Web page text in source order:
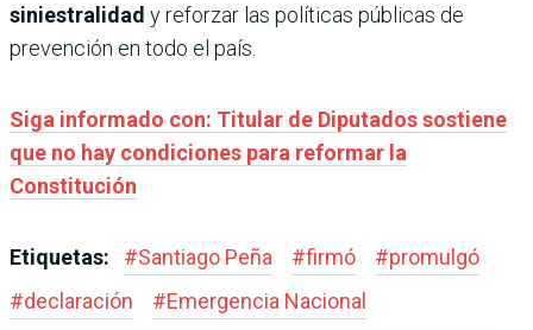
sinies­tralidad y reforzar las polí­ticas públicas de
prevención en todo el país.
Siga informado con: Titular de Diputados sostiene
que no hay condiciones para reformar la
Constitución
Etiquetas: #Santiago Peña #firmó #promulgó
#declaración #Emergencia Nacional